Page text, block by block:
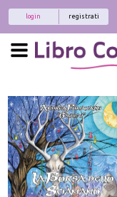
registrati
login